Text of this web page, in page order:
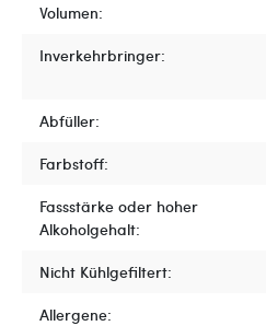
Volumen:
Inverkehrbringer:
Abfüller:
Farbstoff:
Fassstärke oder hoher
Alkoholgehalt:
Nicht Kühlgefiltert:
Allergene: